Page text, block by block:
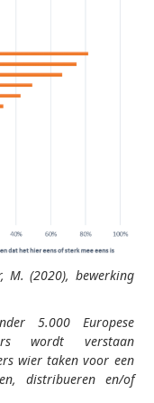
M. (2020), bewerking
5.000 Europese
wordt verstaan
wier taken voor een
distribueren en/of